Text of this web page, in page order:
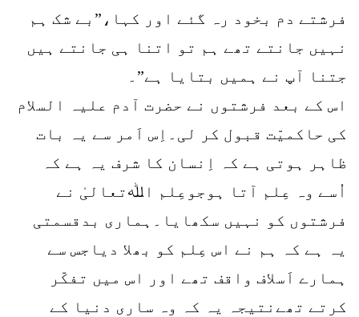
فرشتے دم بخود رہ گئے اور کہا،”بے شک ہم
نہیں جانتے تھے ہم تو اتنا ہی جانتے ہیں
جتنا آپ نے ہمیں بتایا ہے”۔
اس کے بعد فرشتوں نے حضرت آدم علیہ السلام
کی حاکمیّت قبول کر لی۔اِس اَمر سے یہ بات
ظاہر ہوتی ہے کہ اِنسان کا شرف یہ ہے کہ
اُسے وہ عِلم آتا ہوجوعِلم اﷲتعالیٰ نے
فرشتوں کو نہیں سکھایا۔ہماری بدقسمتی
یہ ہے کہ ہم نے اس عِلم کو بھلا دیاجس سے
ہمارے اَسلاف واقف تھے اور اس میں تفکّر
کرتے تھےنتیجہ یہ کہ وہ ساری دنیا کے